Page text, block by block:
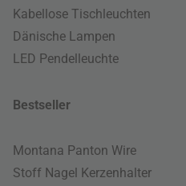
Kabellose Tischleuchten
Dänische Lampen
LED Pendelleuchte
Bestseller
Montana Panton Wire
Stoff Nagel Kerzenhalter